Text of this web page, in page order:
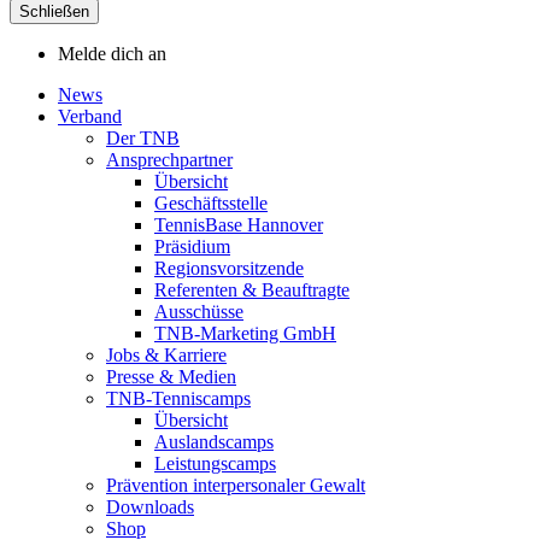
Schließen
Melde dich an
News
Verband
Der TNB
Ansprechpartner
Übersicht
Geschäftsstelle
TennisBase Hannover
Präsidium
Regionsvorsitzende
Referenten & Beauftragte
Ausschüsse
TNB-Marketing GmbH
Jobs & Karriere
Presse & Medien
TNB-Tenniscamps
Übersicht
Auslandscamps
Leistungscamps
Prävention interpersonaler Gewalt
Downloads
Shop